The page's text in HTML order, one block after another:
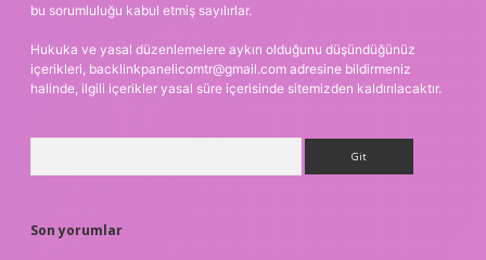
bu sorumluluğu kabul etmiş sayılırlar.
Hukuka ve yasal düzenlemelere aykırı olduğunu düşündüğünüz
içerikleri, backlinkpanelicomtr@gmail.com adresine bildirmeniz
halinde, ilgili içerikler yasal süre içerisinde sitemizden kaldırılacaktır.
Son yorumlar